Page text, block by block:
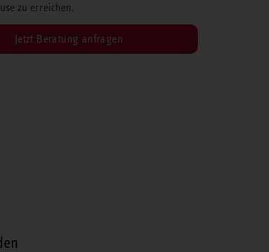
zu erreichen.
Jetzt Beratung anfragen